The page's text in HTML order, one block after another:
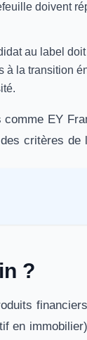
doivent
au label
à la transition
EY
critères de
?
en